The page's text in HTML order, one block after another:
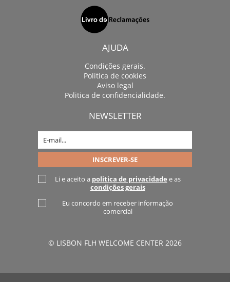
AJUDA
Condições gerais.
Politica de cookies
Aviso legal
Politica de confidencialidade.
NEWSLETTER
Li e aceito a politica de privacidade e as
condições gerais
Eu concordo em receber informação
comercial
© LISBON FLH WELCOME CENTER 2026